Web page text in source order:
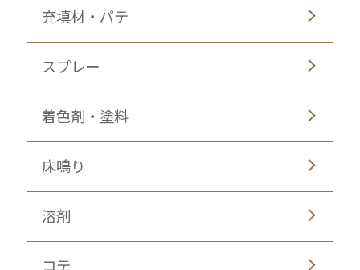
充填材・パテ
スプレー
着色剤・塗料
床鳴り
溶剤
コテ